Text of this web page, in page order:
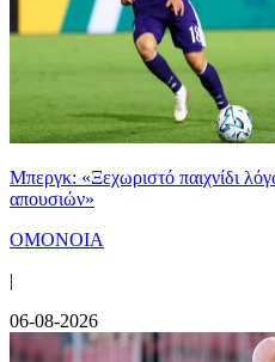
Μπεργκ: «Ξεχωριστό παιχνίδι
απουσιών»
ΟΜΟΝΟΙΑ
|
06-08-2026